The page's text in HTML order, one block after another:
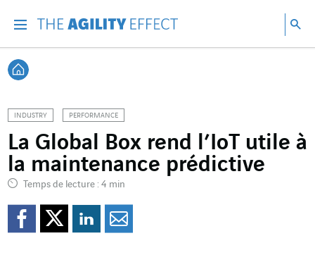
Retour à l'accueil
INDUSTRY PERFORMANCE
La Global Box rend l’IoT utile à
la maintenance prédictive
Temps de lecture : 4 min
Partager sur Facebook
Partager sur Twitter
Partager sur